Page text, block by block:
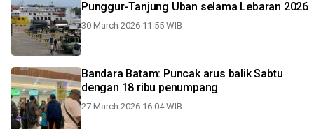
Punggur-Tanjung Uban selama Lebaran 2026
30 March 2026 11:55 WIB
Bandara Batam: Puncak arus balik Sabtu
dengan 18 ribu penumpang
27 March 2026 16:04 WIB